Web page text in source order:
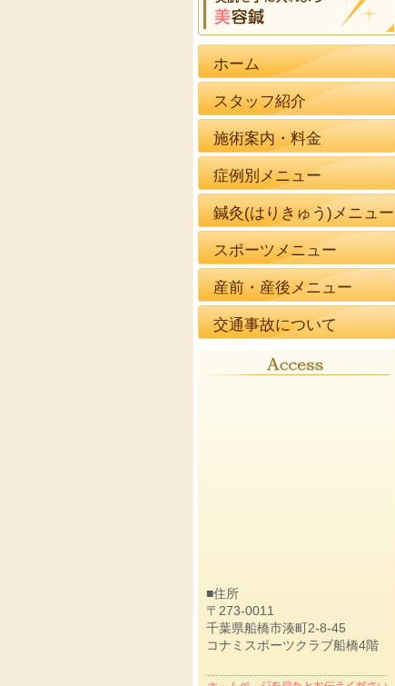
ホーム
スタッフ紹介
施術案内・料金
症例別メニュー
鍼灸(はりきゅう)メニュー
スポーツメニュー
産前・産後メニュー
交通事故について
■住所
〒273-0011
千葉県船橋市湊町2-8-45
コナミスポーツクラブ船橋4階